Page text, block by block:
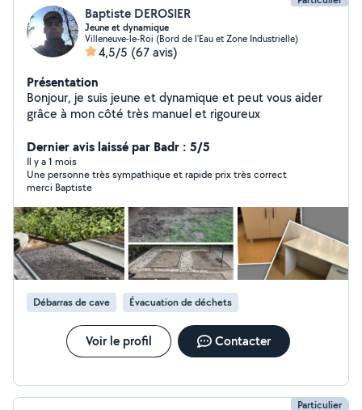
Baptiste DEROSIER
Jeune et dynamique
Villeneuve-le-Roi (Bord de l'Eau et Zone Industrielle)
4,5/5 (67 avis)
Présentation
Bonjour, je suis jeune et dynamique et peut vous aider
grâce à mon côté très manuel et rigoureux
Dernier avis laissé par Badr : 5/5
Il y a 1 mois
Une personne très sympathique et rapide prix très correct
merci Baptiste
Débarras de cave Évacuation de déchets
Voir le profil Contacter
Particulier